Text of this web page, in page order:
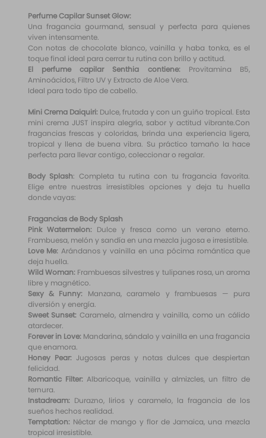
Perfume Capilar Sunset Glow:
Una fragancia gourmand, sensual y perfecta para quienes
viven intensamente.
Con notas de chocolate blanco, vainilla y haba tonka, es el
toque final ideal para cerrar tu rutina con brillo y actitud.
El perfume capilar Senthia contiene: Provitamina B5,
Aminoácidos, Filtro UV y Extracto de Aloe Vera.
Ideal para todo tipo de cabello.
Mini Crema Daiquiri: Dulce, frutada y con un guiño tropical. Esta
mini crema JUST inspira alegría, sabor y actitud vibrante.Con
fragancias frescas y coloridas, brinda una experiencia ligera,
tropical y llena de buena vibra. Su práctico tamaño la hace
perfecta para llevar contigo, coleccionar o regalar.
Body Splash: Completa tu rutina con tu fragancia favorita.
Elige entre nuestras irresistibles opciones y deja tu huella
donde vayas:
Fragancias de Body Splash
Pink Watermelon: Dulce y fresca como un verano eterno.
Frambuesa, melón y sandía en una mezcla jugosa e irresistible.
Love Me: Arándanos y vainilla en una pócima romántica que
deja huella.
Wild Woman: Frambuesas silvestres y tulipanes rosa, un aroma
libre y magnético.
Sexy & Funny: Manzana, caramelo y frambuesas — pura
diversión y energía.
Sweet Sunset: Caramelo, almendra y vainilla, como un cálido
atardecer.
Forever in Love: Mandarina, sándalo y vainilla en una fragancia
que enamora.
Honey Pear: Jugosas peras y notas dulces que despiertan
felicidad.
Romantic Filter: Albaricoque, vainilla y almizcles, un filtro de
ternura.
Instadream: Durazno, lirios y caramelo, la fragancia de los
sueños hechos realidad.
Temptation: Néctar de mango y flor de Jamaica, una mezcla
tropical irresistible.